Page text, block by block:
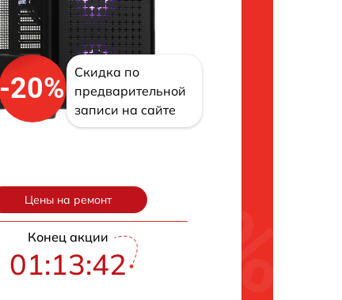
-20%
Скидка по
предварительной
записи на сайте
Цены на ремонт
Конец акции
01:13:41